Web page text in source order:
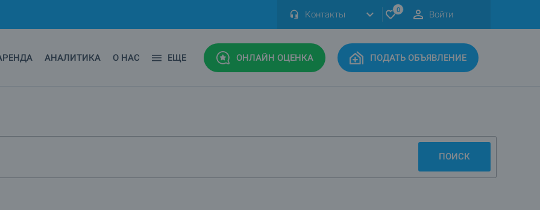
Контакты 0 Войти
АНАЛИТИКА О НАС ЕЩЕ ОНЛАЙН ОЦЕНКА ПОДАТЬ ОБЪЯВЛЕНИЕ
ПОИСК